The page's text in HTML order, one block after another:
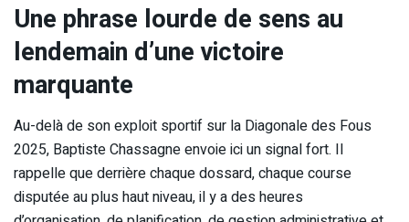
Une phrase lourde de sens au
lendemain d’une victoire
marquante
Au-delà de son exploit sportif sur la Diagonale des Fous
2025, Baptiste Chassagne envoie ici un signal fort. Il
rappelle que derrière chaque dossard, chaque course
disputée au plus haut niveau, il y a des heures